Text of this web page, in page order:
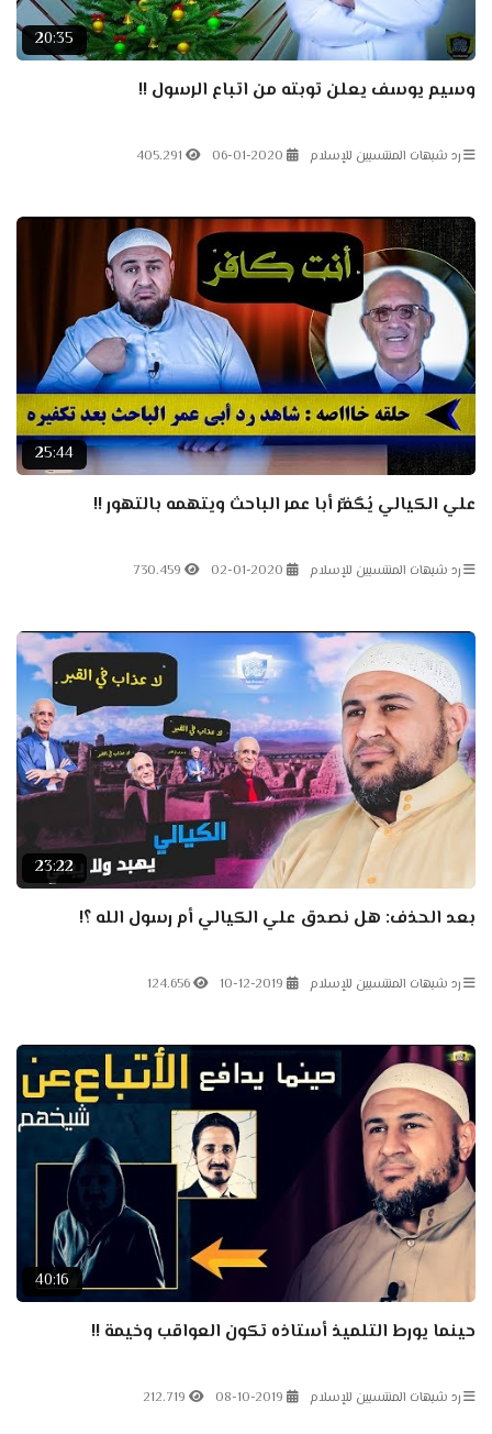
20:35
وسيم يوسف يعلن توبته من اتباع الرسول !!
رد شبهات المنتسبين للإسلام 06-01-2020
405.291
25:44
علي الكيالي يُكَفِّر أبا عمر الباحث ويتهمه بالتهور !!
رد شبهات المنتسبين للإسلام 02-01-2020
730.459
23:22
بعد الحذف: هل نصدق علي الكيالي أم رسول الله ؟!
رد شبهات المنتسبين للإسلام 10-12-2019
124.656
40:16
حينما يورط التلميذ أستاذه تكون العواقب وخيمة !!
رد شبهات المنتسبين للإسلام 08-10-2019
212.719